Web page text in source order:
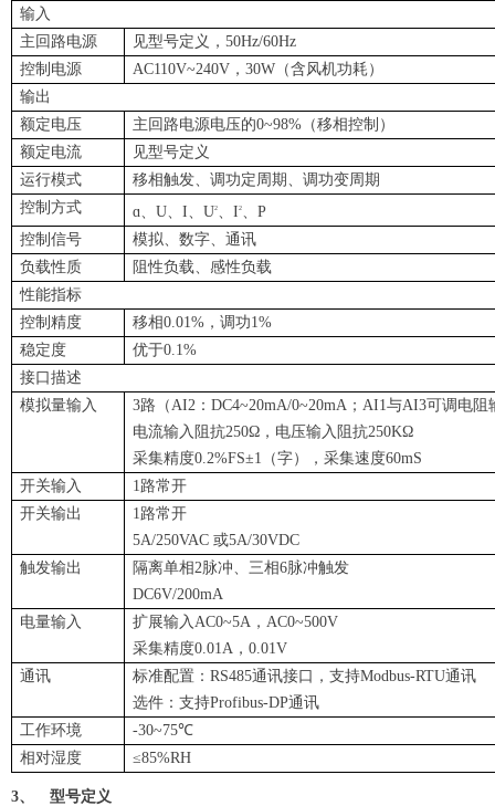
输入
主回路电源
见型号定义，50Hz/60Hz
控制电源
AC110V~240V，30W（含风机功耗）
输出
额定电压
主回路电源电压的0~98%（移相控制）
额定电流
见型号定义
运行模式
移相触发、调功定周期、调功变周期
控制方式
ɑ、U、I、U2 、I2
、P
控制信号
模拟、数字、通讯
负载性质
阻性负载、感性负载
性能指标
控制精度
移相0.01%，调功1%
稳定度
优于0.1%
接口描述
模拟量输入
3路（AI2：DC4~20mA/0~20mA；AI1与AI3可调电阻
电流输入阻抗250Ω，电压输入阻抗250KΩ
采集精度0.2%FS±1（字），采集速度60mS
开关输入
1路常开
开关输出
1路常开
5A/250VAC 或5A/30VDC
触发输出
隔离单相2脉冲、三相6脉冲触发
DC6V/200mA
电量输入
扩展输入AC0~5A，AC0~500V
采集精度0.01A，0.01V
通讯
标准配置：RS485通讯接口，支持Modbus-RTU通讯
选件：支持Profibus-DP通讯
工作环境
-30~75℃
相对湿度
≤85%RH
3、
型号定义